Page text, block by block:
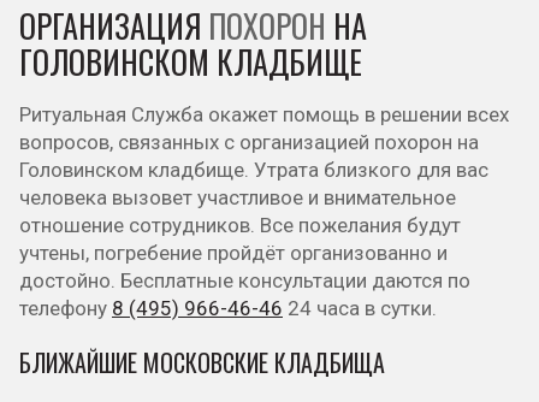
ОРГАНИЗАЦИЯ ПОХОРОН НА
ГОЛОВИНСКОМ КЛАДБИЩЕ
Ритуальная Служба окажет помощь в решении всех
вопросов, связанных с организацией похорон на
Головинском кладбище. Утрата близкого для вас
человека вызовет участливое и внимательное
отношение сотрудников. Все пожелания будут
учтены, погребение пройдёт организованно и
достойно. Бесплатные консультации даются по
телефону 8 (495) 966-46-46 24 часа в сутки.
БЛИЖАЙШИЕ МОСКОВСКИЕ КЛАДБИЩА